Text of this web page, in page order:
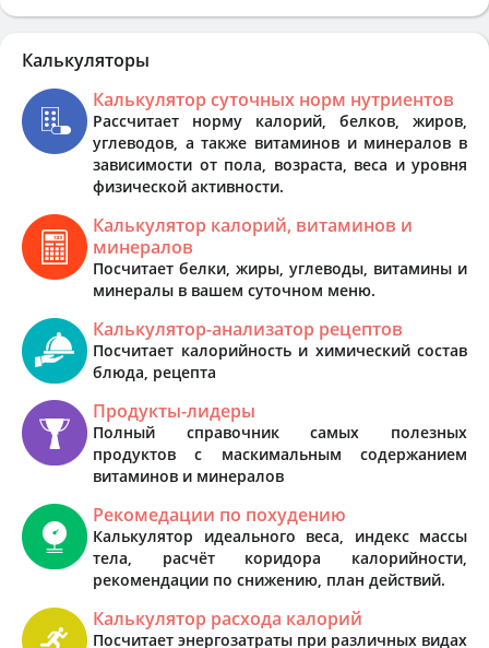
Калькуляторы
Калькулятор суточных норм нутриентов
Рассчитает норму калорий, белков, жиров,
углеводов, а также витаминов и минералов в
зависимости от пола, возраста, веса и уровня
физической активности.
Калькулятор калорий, витаминов и
минералов
Посчитает белки, жиры, углеводы, витамины и
минералы в вашем суточном меню.
Калькулятор-анализатор рецептов
Посчитает калорийность и химический состав
блюда, рецепта
Продукты-лидеры
Полный справочник самых полезных
продуктов с маскимальным содержанием
витаминов и минералов
Рекомедации по похудению
Калькулятор идеального веса, индекс массы
тела, расчёт коридора калорийности,
рекомендации по снижению, план действий.
Калькулятор расхода калорий
Посчитает энергозатраты при различных видах